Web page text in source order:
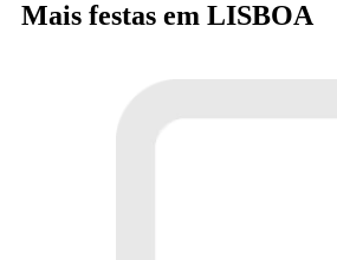
Mais festas em LISBOA